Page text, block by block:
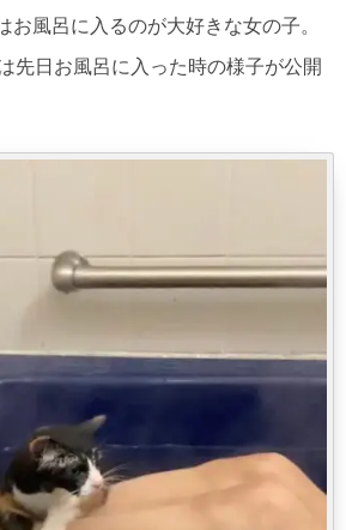
お風呂に入るのが大好きな女の子。
先日お風呂に入った時の様子が公開